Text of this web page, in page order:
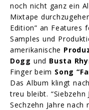
noch nicht ganz ein
Mixtape
Edition” an Features
Samples und
amerikanische
Dogg und Busta
Finger beim Song
Das Album klingt
treu bleibt.
Sechzehn Jahre